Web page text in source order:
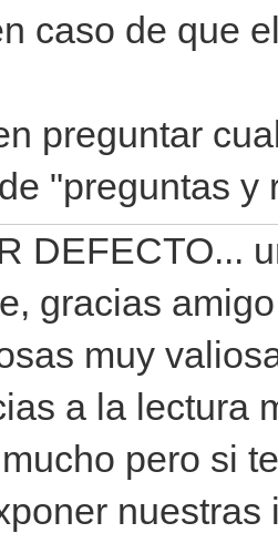
caso de que
preguntar
"preguntas y
DEFECTO...
gracias
muy
a la lectura
pero si